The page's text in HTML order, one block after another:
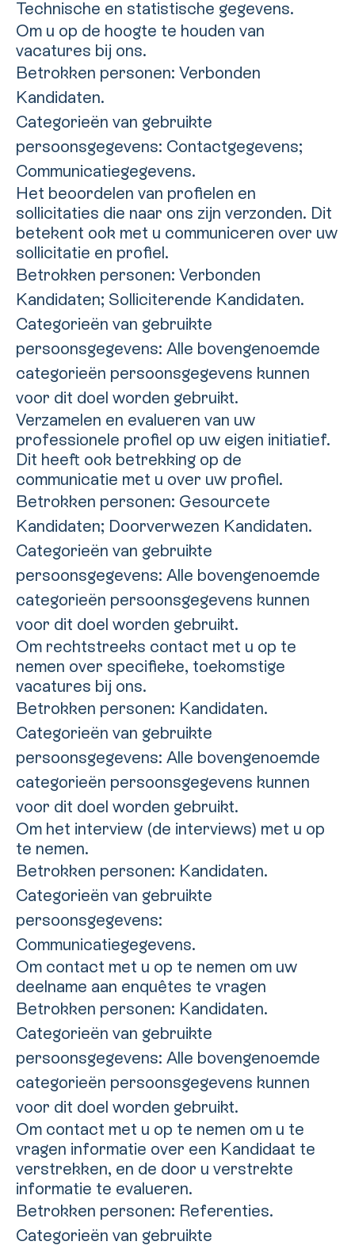
Technische en statistische gegevens.
Om u op de hoogte te houden van
vacatures bij ons.
Betrokken personen: Verbonden
Kandidaten.
Categorieën van gebruikte
persoonsgegevens: Contactgegevens;
Communicatiegegevens.
Het beoordelen van profielen en
sollicitaties die naar ons zijn verzonden. Dit
betekent ook met u communiceren over uw
sollicitatie en profiel.
Betrokken personen: Verbonden
Kandidaten; Solliciterende Kandidaten.
Categorieën van gebruikte
persoonsgegevens: Alle bovengenoemde
categorieën persoonsgegevens kunnen
voor dit doel worden gebruikt.
Verzamelen en evalueren van uw
professionele profiel op uw eigen initiatief.
Dit heeft ook betrekking op de
communicatie met u over uw profiel.
Betrokken personen: Gesourcete
Kandidaten; Doorverwezen Kandidaten.
Categorieën van gebruikte
persoonsgegevens: Alle bovengenoemde
categorieën persoonsgegevens kunnen
voor dit doel worden gebruikt.
Om rechtstreeks contact met u op te
nemen over specifieke, toekomstige
vacatures bij ons.
Betrokken personen: Kandidaten.
Categorieën van gebruikte
persoonsgegevens: Alle bovengenoemde
categorieën persoonsgegevens kunnen
voor dit doel worden gebruikt.
Om het interview (de interviews) met u op
te nemen.
Betrokken personen: Kandidaten.
Categorieën van gebruikte
persoonsgegevens:
Communicatiegegevens.
Om contact met u op te nemen om uw
deelname aan enquêtes te vragen
Betrokken personen: Kandidaten.
Categorieën van gebruikte
persoonsgegevens: Alle bovengenoemde
categorieën persoonsgegevens kunnen
voor dit doel worden gebruikt.
Om contact met u op te nemen om u te
vragen informatie over een Kandidaat te
verstrekken, en de door u verstrekte
informatie te evalueren.
Betrokken personen: Referenties.
Categorieën van gebruikte